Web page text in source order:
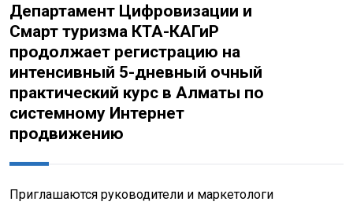
Департамент Цифровизации и
Смарт туризма КТА-КАГиР
продолжает регистрацию на
интенсивный 5-дневный очный
практический курс в Алматы по
системному Интернет
продвижению
Приглашаются руководители и маркетологи